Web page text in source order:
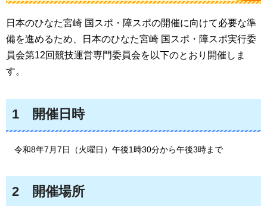
日本のひなた宮崎 国スポ・障スポの開催に向けて必要な準
備を進めるため、日本のひなた宮崎 国スポ・障スポ実行委
員会第12回競技運営専門委員会を以下のとおり開催しま
す。
1 開催日時
令和8年7月7日（火曜日） 午後1時30分から午後3時まで
2 開催場所